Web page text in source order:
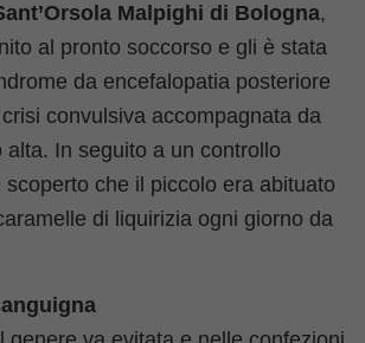
Malpighi di Bologna,
al pronto soccorso e gli è stata
da encefalopatia posteriore
convulsiva accompagnata da
alta. In seguito a un controllo
scoperto che il piccolo era abituato
di liquirizia ogni giorno da